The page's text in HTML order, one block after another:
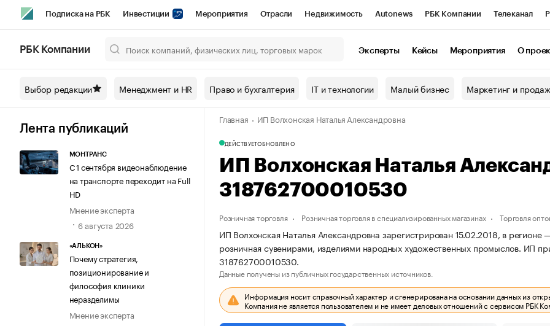
Подписка на РБК Инвестиции Мероприятия Отрасли Недвижимость Autonews РБК Компании Телеканал
Спецпроекты СПб Конференции СПб Спецпроекты Проверка контрагентов
Технологии и медиа Рынок наличной валюты
РБК Компании Эксперты Кейсы Мероприятия О
Выбор редакции Менеджмент и HR Право и бухгалтерия IT и технологии Малый бизнес Маркетинг и
Лента публикаций
МОНТРАНС
С 1 сентября видеонаблюдение
на транспорте переходит на Full
HD
Мнение эксперта
6 августа 2026
«АЛЬКОН»
Почему стратегия,
позиционирование и
философия клиники
неразделимы
Мнение эксперта
Главная ИП Волхонская Наталья Александровна
ДЕЙСТВУЕТОБНОВЛЕНО
ИП Волхонская Наталья
318762700010530
Розничная торговля Розничная торговля в специализированных магазинах Торговля
ИП Волхонская Наталья Александровна зарегистрирован 15.02.2018, в
розничная сувенирами, изделиями народных художественных промыслов.
318762700010530.
Данные получены из публичных государственных источников.
Информация носит справочный характер и сгенерирована на основании данных из
Компания не является пользователем и не имеет деловых отношений с сервисом РБК